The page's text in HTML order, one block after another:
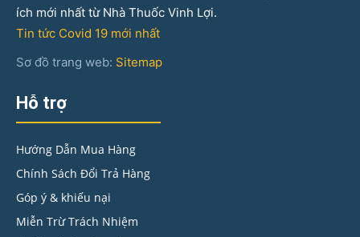
ích mới nhất từ Nhà Thuốc Vinh Lợi.
Tin tức Covid 19 mới nhất
Sơ đồ trang web: Sitemap
Hỗ trợ
Hướng Dẫn Mua Hàng
Chính Sách Đổi Trả Hàng
Góp ý & khiếu nại
Miễn Trừ Trách Nhiệm